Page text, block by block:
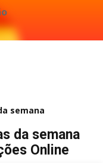
semana
da semana
Online